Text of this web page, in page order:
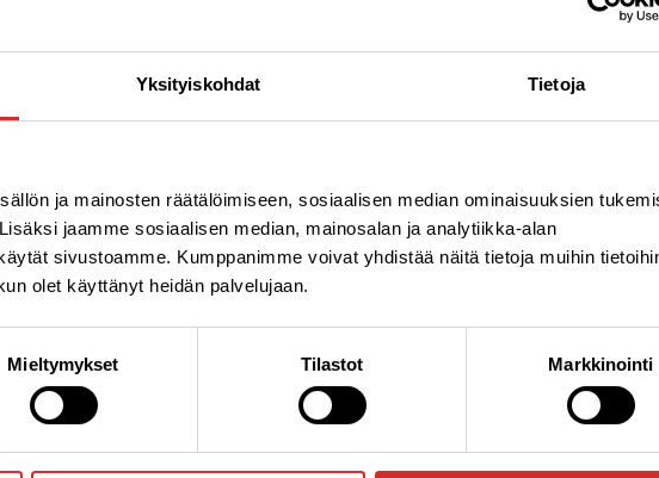
Yksityiskohdat Tietoja
ja mainosten räätälöimiseen, sosiaalisen median ominaisuuksien
jaamme sosiaalisen median, mainosalan ja analytiikka-alan
sivustoamme. Kumppanimme voivat yhdistää näitä tietoja muihin
olet käyttänyt heidän palvelujaan.
Mieltymykset Tilastot Markkinointi
Tietosuojaseloste ja arvontaehdot »
Kuntoklubimme palvelut
AplicOnline-palvelu, josta löydät jumpat
suorana lähetyksenä tai tallenteina
Oma Personal Trainer treenaamisen tueksi
päällä tai etänä
Ohjattu
Kurssit ja
25
InBody
e-Cabin